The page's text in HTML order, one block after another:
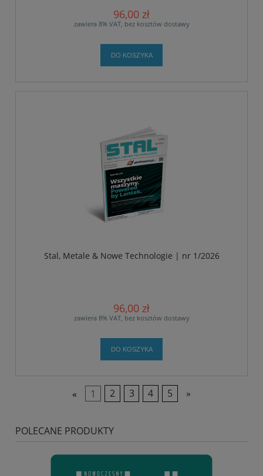
96,00 zł
zawiera 8% VAT, bez kosztów dostawy
DO KOSZYKA
Stal, Metale & Nowe Technologie | nr 1/2026
96,00 zł
zawiera 8% VAT, bez kosztów dostawy
DO KOSZYKA
« 1 2 3 4 5 »
POLECANE PRODUKTY